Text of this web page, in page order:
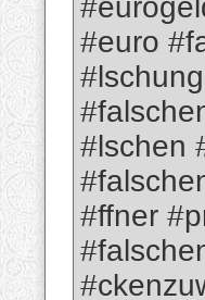
#euro
#lschen
#ffner